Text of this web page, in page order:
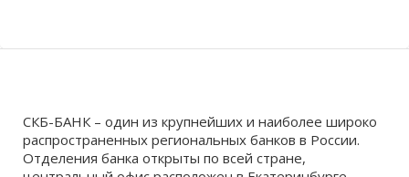
СКБ-БАНК – один из крупнейших и наиболее широко
распространенных региональных банков в России.
Отделения банка открыты по всей стране,